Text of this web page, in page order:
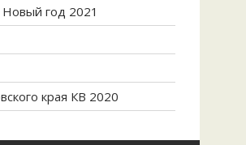
год 2021
края КВ 2020